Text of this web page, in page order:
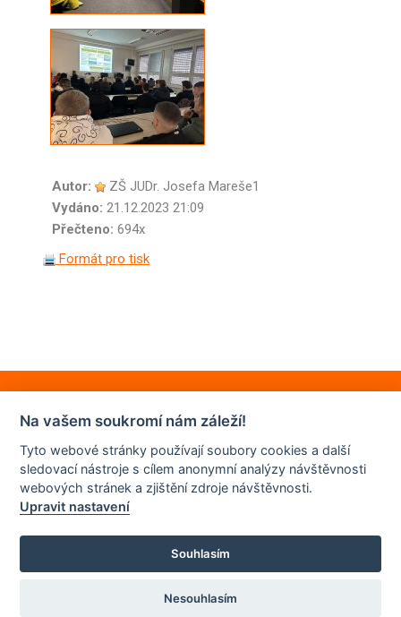
Autor:
ZŠ JUDr. Josefa Mareše1
Vydáno: 21.12.2023 21:09
Přečteno: 694x
Formát pro tisk
© 2022 | ZŠ JUDr. Josefa Mareše a MŠ Znojmo
Omluvenky a žádosti
Na vašem soukromí nám záleží!
Tyto webové stránky používají soubory cookies a další
sledovací nástroje s cílem anonymní analýzy návštěvnosti
webových stránek a zjištění zdroje návštěvnosti.
Upravit nastavení
Souhlasím
Nesouhlasím